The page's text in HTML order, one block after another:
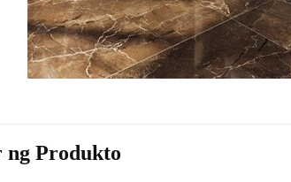
ng Produkto